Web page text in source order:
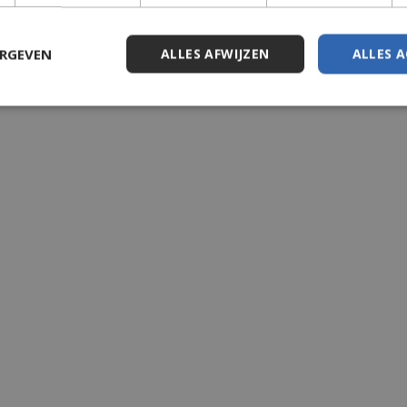
ALLES
ALLES AFWIJZEN